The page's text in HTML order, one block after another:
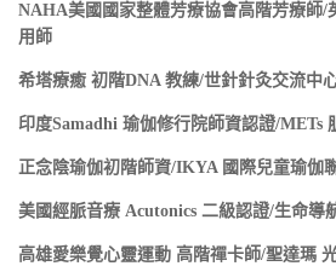
NAHA美國國家整體芳療協會高階芳療師/
用師
希塔療癒 初階DNA 教練/世針針灸交流中
印度Samadhi 瑜伽修行院師資認證/METs
正念陰瑜伽初階師資/IKYA 國際兒童瑜伽
美國經脈音療 Acutonics 二級認證/生命導
高雄愛樂覺心靈運動 高階禪卡師/聖達瑪